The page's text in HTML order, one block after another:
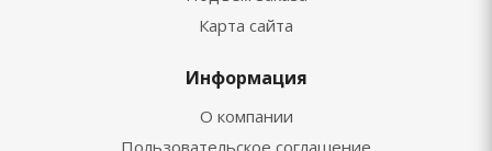
Карта сайта
Информация
О компании